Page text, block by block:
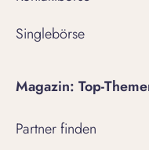
Singlebörse
Magazin: Top-
Partner finden